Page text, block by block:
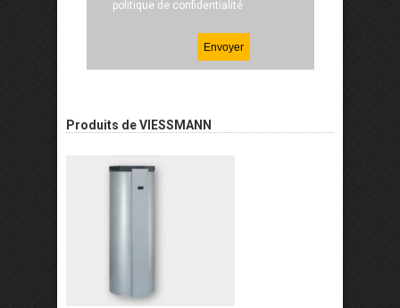
politique de confidentialité
Produits de VIESSMANN